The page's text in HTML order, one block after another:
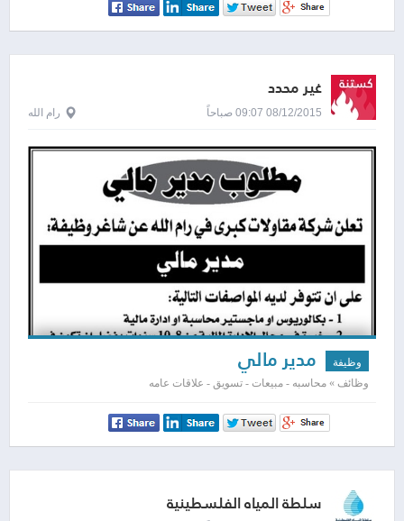
غير محدد
08/12/2015 09:07 صباحاً رام الله
وظيفة مدير مالي
وظائف » محاسبه - مبيعات - تسويق - علاقات عامه
سلطة المياه الفلسطينية